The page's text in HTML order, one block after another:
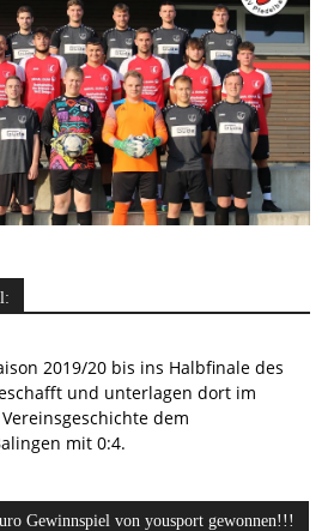
2019/20 bis ins Halbfinale des
und unterlagen dort im
dem
mit 0:4.
Gewinnspiel von yousport gewonnen!!!